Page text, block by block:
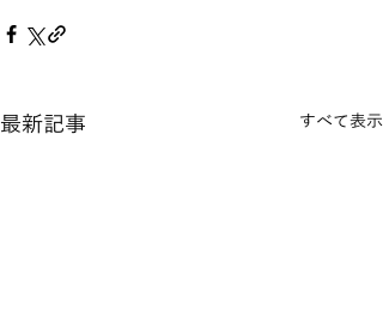
最新記事 すべて表示